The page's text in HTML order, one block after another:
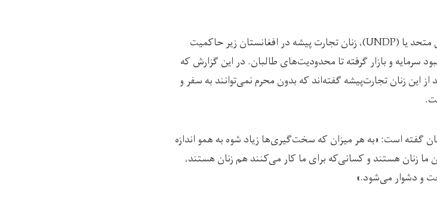
براساس تازه‌ترین گزارش اداره توسعه‌ای سازمان ملل متحد یا (UNDP)، زنان تجارت پیشه در افغانستان زیر حاکمیت
سرمایه و بازار گرفته تا محدودیت‌های طالبان. در این گزارش که
قبل نشر شده، آمده است که ۷۰ در صد از این زنان تجارت‌پیشه گفته‌اند که بدون محرم نمی‌توانند به سفر و
گفته است: «به هر میزان که سخت‌گیری‌ها زیاد شوه به همو اندازه
ما زنان هستند و کسانی‌که برای ما کار می‌کنند هم‌ زنان هستند،
و دشوار می‌شود.»